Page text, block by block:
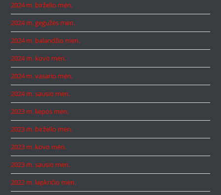
2024 m. birželio mėn.
2024 m. gegužės mėn.
2024 m. balandžio mėn.
2024 m. kovo mėn.
2024 m. vasario mėn.
2024 m. sausio mėn.
2023 m. liepos mėn.
2023 m. birželio mėn.
2023 m. kovo mėn.
2023 m. sausio mėn.
2022 m. lapkričio mėn.